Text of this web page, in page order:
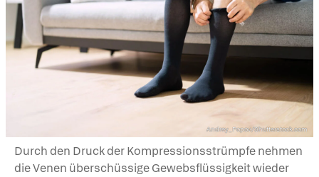
Andrey_Popov/Shutterstock.com
Durch den Druck der Kompressionsstrümpfe nehmen
die Venen überschüssige Gewebsflüssigkeit wieder